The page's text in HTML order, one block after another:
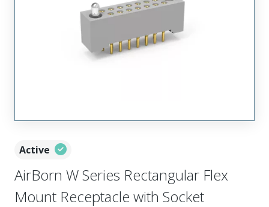
Active
AirBorn W Series Rectangular Flex
Mount Receptacle with Socket